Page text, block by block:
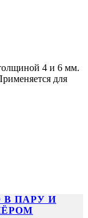
4 и 6 мм.
для
ПАРУ И